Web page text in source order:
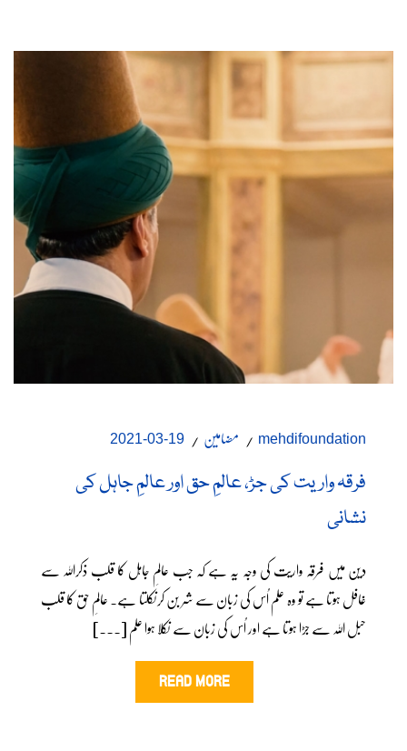
mehdifoundation مضامین 19-03-2021
فرقہ واریت کی جڑ، عالمِ حق اور عالمِ جاہل کی
نشانی
دین میں فرقہ واریت کی وجہ یہ ہے کہ جب عالمِ جاہل کا قلب ذکراللہ سے
غافل ہوتا ہے تو وہ علم اُس کی زبان سے شر بن کرنکلتا ہے۔ عالمِ حق کا قلب
حبل اللہ سے جڑا ہوتا ہے اور اُس کی زبان سے نکلا ہوا علم [...]
READ MORE